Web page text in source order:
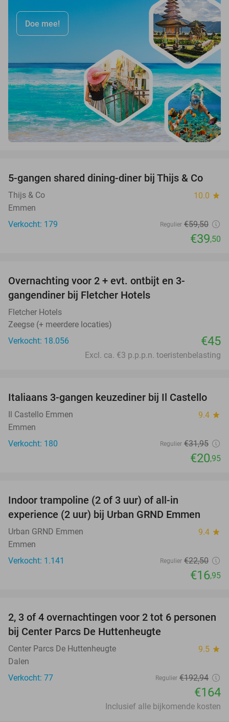
Doe mee!
34%
5-gangen shared dining-diner bij Thijs & Co
Thijs & Co 10.0 star
Emmen
Verkocht: 179
Regulier €59,50
€39,50
Overnachting voor 2 + evt. ontbijt en 3-
gangendiner bij Fletcher Hotels
Fletcher Hotels
Zeegse (+ meerdere locaties)
Verkocht: 18.056
€45
Excl. ca. €3 p.p.p.n. toeristenbelasting
34%
Italiaans 3-gangen keuzediner bij Il Castello
Il Castello Emmen 9.4 star
Emmen
Verkocht: 180
Regulier €31,95
€20,95
Indoor trampoline (2 of 3 uur) of all-in
experience (2 uur) bij Urban GRND Emmen
Urban GRND Emmen 9.4 star
Emmen
Verkocht: 1.141
Regulier €22,50
€16,95
15%
2, 3 of 4 overnachtingen voor 2 tot 6 personen
bij Center Parcs De Huttenheugte
Center Parcs De Huttenheugte 9.5 star
Dalen
Verkocht: 77
Regulier €192,94
€164
Inclusief alle bijkomende kosten